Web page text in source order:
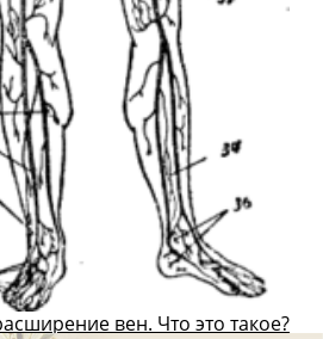
вен. Что это такое?